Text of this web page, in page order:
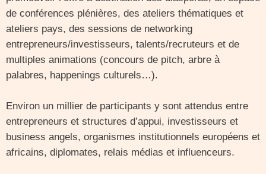
de conférences plénières, des ateliers thématiques et
ateliers pays, des sessions de networking
entrepreneurs/investisseurs, talents/recruteurs et de
multiples animations (concours de pitch, arbre à
palabres, happenings culturels…).
Environ un millier de participants y sont attendus entre
entrepreneurs et structures d’appui, investisseurs et
business angels, organismes institutionnels européens et
africains, diplomates, relais médias et influenceurs.